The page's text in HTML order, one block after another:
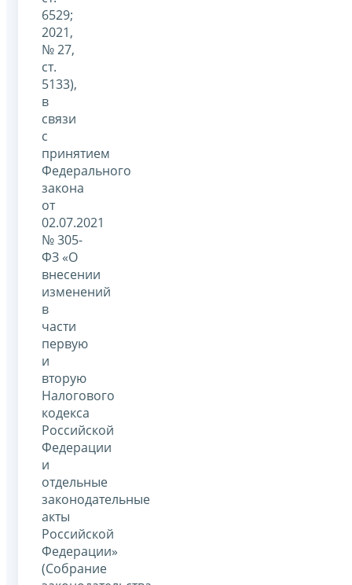
6529;
2021,
№ 27,
ст.
5133),
в
связи
с
принятием
Федерального
закона
от
02.07.2021
№ 305-
ФЗ «О
внесении
изменений
в
части
первую
и
вторую
Налогового
кодекса
Российской
Федерации
и
отдельные
законодательные
акты
Российской
Федерации»
(Собрание